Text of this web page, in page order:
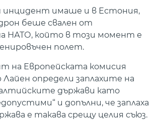
инцидент имаше и в Естония,
беше свален от
НАТО, който в този момент е
полет.
на Европейската комисия
Лайен определи заплахите на
държави като
и допълни, че заплаха
е такава срещу целия съюз.